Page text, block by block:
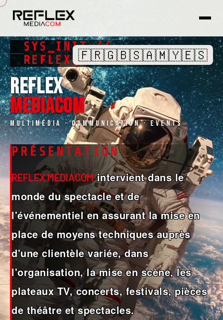
SYS_INIT //
REFLEX_MEDIACOM
REFLEX
MEDIACOM
Multimédia · Communication · Events
PRÉSENTATION
REFLEX MEDIACOMintervient dans le
monde du spectacle et de
l'événementiel en assurant la mise en
place de moyens techniques auprès
d'une clientèle variée, dans
l'organisation, la mise en scène, les
plateaux TV, concerts, festivals, pièces
de théâtre et spectacles.
🇫🇷🇬🇧🇸🇦🇲🇾🇪🇸